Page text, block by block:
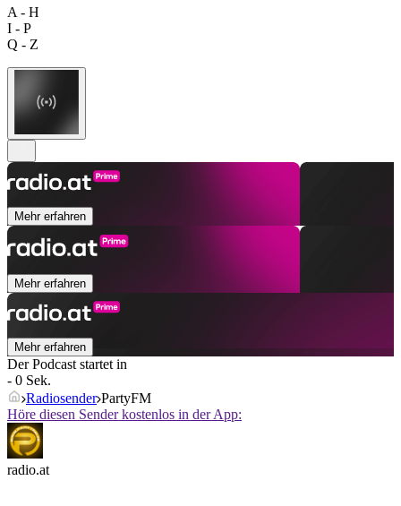
A - H
I - P
Q - Z
Mehr erfahren
Mehr erfahren
Mehr erfahren
Der Podcast startet in
- 0 Sek.
Radiosender PartyFM
Höre diesen Sender kostenlos in der App:
radio.at